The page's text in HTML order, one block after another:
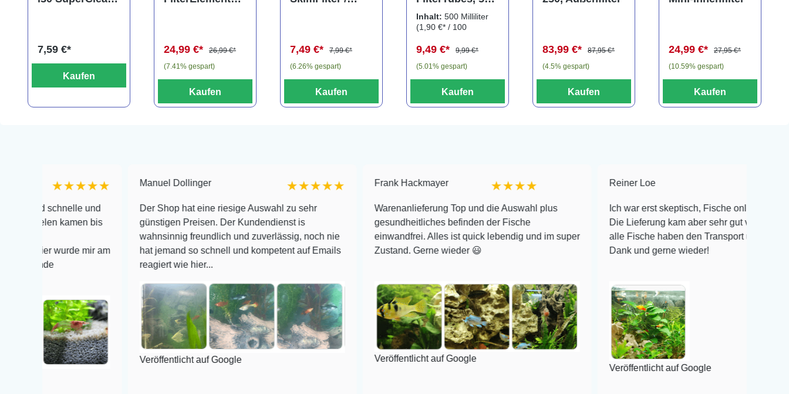
7,59 €*
Kaufen
(2er-Pack)
24,99 €*
26,99 €*
(7.41% gespart)
Kaufen
7,49 €*
7,99 €*
(6.26% gespart)
Kaufen
ml, Filterringe
Inhalt: 500 Milliliter
(1,90 €* / 100
9,49 €*
9,99 €*
(5.01% gespart)
Kaufen
83,99 €*
87,95 €*
(4.5% gespart)
Kaufen
24,99 €*
27,95 €*
(10.59% gespart)
Kaufen
★★★★★
und
kamen bis
wurde mir am
Manuel Dollinger ★★★★★
Der Shop hat eine riesige Auswahl zu sehr
günstigen Preisen. Der Kundendienst is
wahnsinnig freundlich und zuverlässig, noch nie
hat jemand so schnell und kompetent auf Emails
reagiert wie hier...
Veröffentlicht auf Google
Frank Hackmayer ★★★★
Warenanlieferung Top und die Auswahl plus
gesundheitliches befinden der Fische
einwandfrei. Alles ist quick lebendig und im super
Zustand. Gerne wieder 😃
Veröffentlicht auf Google
Ich war erst skeptisch, Fische online zu bestellen!
Die Lieferung kam aber sehr gut verpackt an und
alle Fische haben den Transport überlebt! Vielen
Dank und gerne wieder!
Veröffentlicht auf Google